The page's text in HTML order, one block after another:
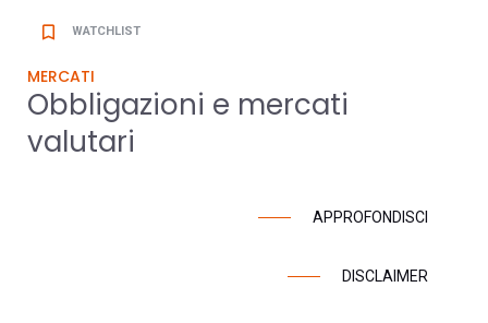
bookmark_border WATCHLIST
MERCATI
Obbligazioni e mercati
valutari
APPROFONDISCI
DISCLAIMER